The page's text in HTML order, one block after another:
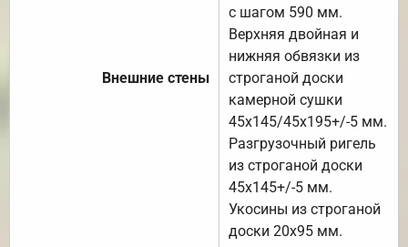
Внешние стены
с шагом 590 мм.
Верхняя двойная и
нижняя обвязки из
строганой доски
камерной сушки
45х145/45х195+/-5 мм.
Разгрузочный ригель
из строганой доски
45х145+/-5 мм.
Укосины из строганой
доски 20х95 мм.